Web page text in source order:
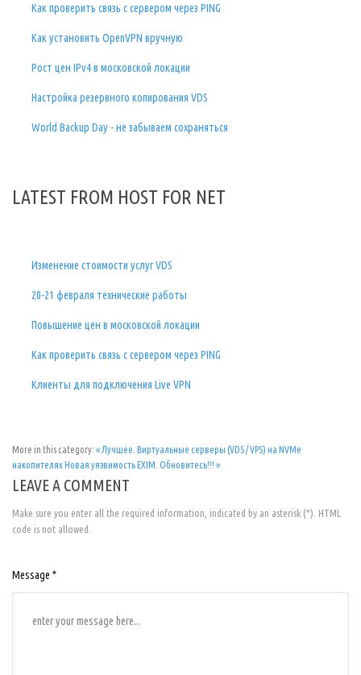
Как проверить связь с сервером через PING
Как установить OpenVPN вручную
Рост цен IPv4 в московской локации
Настройка резервного копирования VDS
World Backup Day - не забываем сохраняться
LATEST FROM HOST FOR NET
Изменение стоимости услуг VDS
20-21 февраля технические работы
Повышение цен в московской локации
Как проверить связь с сервером через PING
Клиенты для подключения Live VPN
More in this category: « Лучшее. Виртуальные серверы (VDS / VPS) на NVMe
накопителяхНовая уязвимость EXIM. Обновитесь!!! »
LEAVE A COMMENT
Make sure you enter all the required information, indicated by an asterisk (*). HTML
code is not allowed.
Message *